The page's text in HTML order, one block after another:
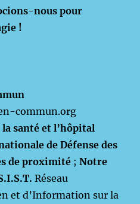
nous pour
!
commun.org
santé et l’hôpital
de Défense des
de proximité ;Notre
Réseau
et d’Information sur la